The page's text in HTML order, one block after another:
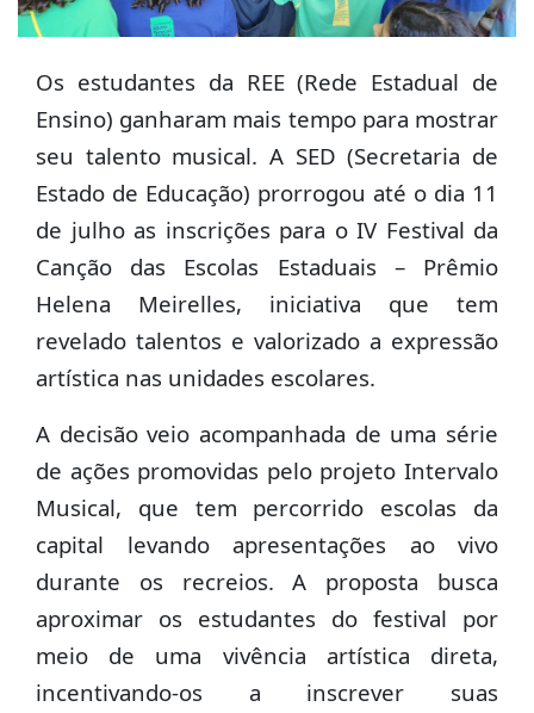
Os estudantes da REE (Rede Estadual de
Ensino) ganharam mais tempo para mostrar
seu talento musical. A SED (Secretaria de
Estado de Educação) prorrogou até o dia 11
de julho as inscrições para o IV Festival da
Canção das Escolas Estaduais – Prêmio
Helena Meirelles, iniciativa que tem
revelado talentos e valorizado a expressão
artística nas unidades escolares.
A decisão veio acompanhada de uma série
de ações promovidas pelo projeto Intervalo
Musical, que tem percorrido escolas da
capital levando apresentações ao vivo
durante os recreios. A proposta busca
aproximar os estudantes do festival por
meio de uma vivência artística direta,
incentivando-os a inscrever suas